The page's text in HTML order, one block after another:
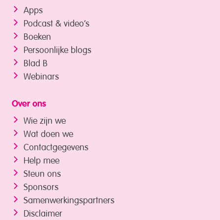
Apps
Podcast & video’s
Boeken
Persoonlijke blogs
Blad B
Webinars
Over ons
Wie zijn we
Wat doen we
Contactgegevens
Help mee
Steun ons
Sponsors
Samenwerkings­partners
Disclaimer